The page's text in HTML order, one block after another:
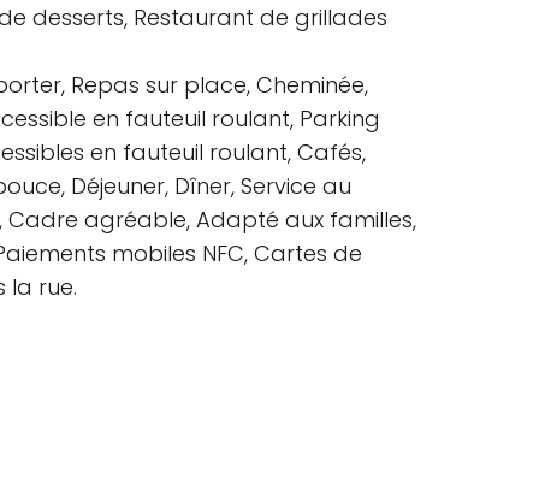
desserts, Restaurant de grillades
Repas sur place, Cheminée,
en fauteuil roulant, Parking
en fauteuil roulant, Cafés,
Déjeuner, Dîner, Service au
Cadre agréable, Adapté aux familles,
mobiles NFC, Cartes de
la rue.